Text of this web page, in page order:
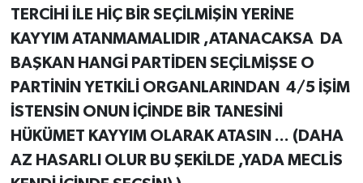
TERCİHİ İLE HİÇ BİR SEÇİLMİŞİN YERİNE
KAYYIM ATANMAMALIDIR ,ATANACAKSA DA
BAŞKAN HANGİ PARTİDEN SEÇİLMİŞSE O
PARTİNİN YETKİLİ ORGANLARINDAN 4/5 İŞİM
İSTENSİN ONUN İÇİNDE BİR TANESİNİ
HÜKÜMET KAYYIM OLARAK ATASIN ... (DAHA
AZ HASARLI OLUR BU ŞEKİLDE ,YADA MECLİS